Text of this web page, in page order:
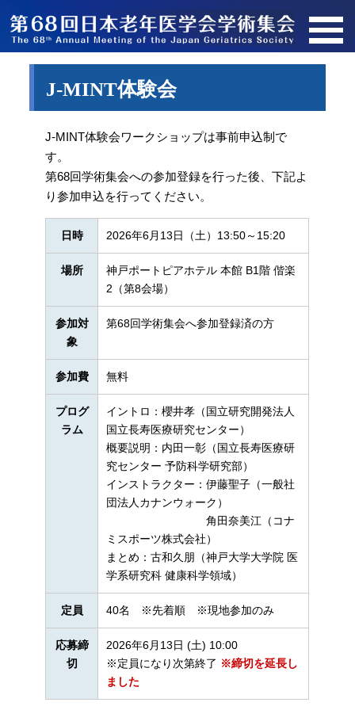
J-MINT体験会
J-MINT体験会ワークショップは事前申込制で
す。
第68回学術集会への参加登録を行った後、下記よ
り参加申込を行ってください。
日時 2026年6月13日（土）13:50～15:20
場所
神戸ポートピアホテル 本館 B1階 偕楽
2（第8会場）
参加対
象
第68回学術集会へ参加登録済の方
参加費 無料
プログ
ラム
イントロ：櫻井孝（国立研究開発法人
国立長寿医療研究センター）
概要説明：内田一彰（国立長寿医療研
究センター 予防科学研究部）
インストラクター：伊藤聖子（一般社
団法人カナンウォーク）
角田奈美江（コナ
ミスポーツ株式会社）
まとめ：古和久朋（神戸大学大学院 医
学系研究科 健康科学領域）
定員 40名 ※先着順 ※現地参加のみ
応募締
切
2026年6月13日 (土) 10:00
※定員になり次第終了 ※締切を延長し
ました